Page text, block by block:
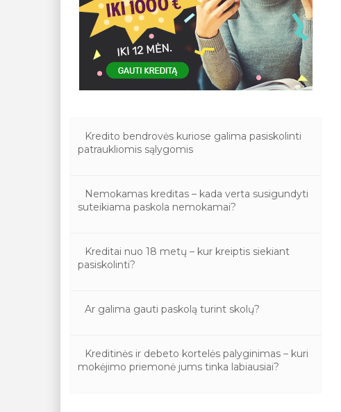
Kredito bendrovės kuriose galima pasiskolinti
patraukliomis sąlygomis
Nemokamas kreditas – kada verta susigundyti
suteikiama paskola nemokamai?
Kreditai nuo 18 metų – kur kreiptis siekiant
pasiskolinti?
Ar galima gauti paskolą turint skolų?
Kreditinės ir debeto kortelės palyginimas – kuri
mokėjimo priemonė jums tinka labiausiai?